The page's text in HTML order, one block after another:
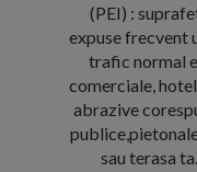
(PEI) :
expuse frecvent
trafic normal
comerciale,
abrazive
sau terasa